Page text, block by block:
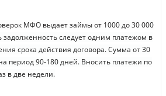
МФО выдает займы от 1000 до 30 000
следует одним платежом в
срока действия договора. Сумма от 30
период 90-180 дней. Вносить платежи по
в две недели.